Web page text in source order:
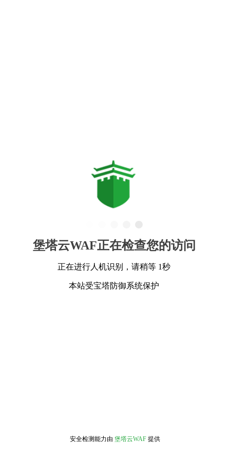
堡塔云WAF正在检查您的访问
正在进行人机识别，请稍等 1秒
本站受宝塔防御系统保护
安全检测能力由 堡塔云WAF 提供